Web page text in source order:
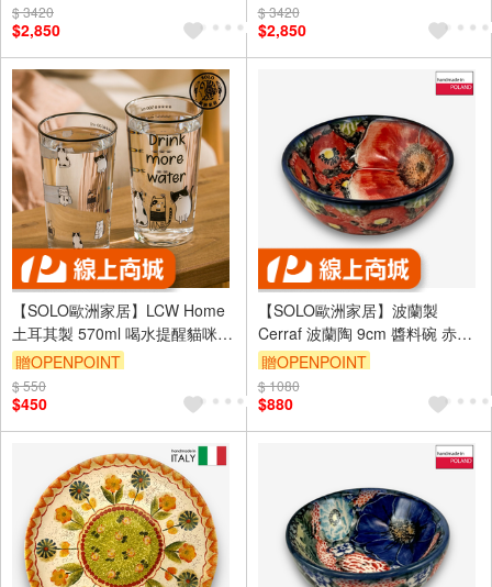
$ 3420
$2,850
$ 3420
$2,850
【SOLO歐洲家居】LCW Home
土耳其製 570ml 喝水提醒貓咪插
畫玻璃水杯雙入組 水杯 果汁杯 2
杯一組
贈OPENPOINT
$ 550
$450
【SOLO歐洲家居】波蘭製
Cerraf 波蘭陶 9cm 醬料碗 赤霞
花語系列
贈OPENPOINT
$ 1080
$880